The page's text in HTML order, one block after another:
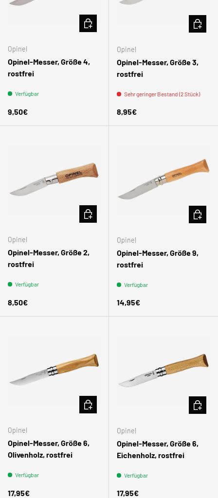
Opinel
Opinel-Messer, Größe 4,
rostfrei
Verfügbar
Normaler Preis
9,50€
IN DEN WARENKORB
Opinel
Opinel-Messer, Größe 3,
rostfrei
Sehr geringer Bestand (2 Stück)
Normaler Preis
8,95€
IN DEN
Opinel
Opinel-Messer, Größe 2,
rostfrei
Verfügbar
Normaler Preis
8,50€
IN DEN WARENKORB
Opinel
Opinel-Messer, Größe 9,
rostfrei
Verfügbar
Normaler Preis
14,95€
IN DEN
Opinel
Opinel-Messer, Größe 6,
Olivenholz, rostfrei
Verfügbar
Normaler Preis
17,95€
IN DEN WARENKORB
Opinel
Opinel-Messer, Größe 6,
Eichenholz, rostfrei
Verfügbar
Normaler Preis
17,95€
IN DEN